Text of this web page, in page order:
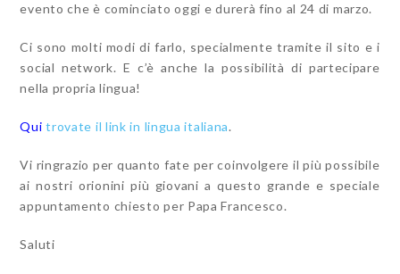
evento che è cominciato oggi e durerà fino al 24 di marzo.
Ci sono molti modi di farlo, specialmente tramite il sito e i
social network. E c’è anche la possibilità di partecipare
nella propria lingua!
Qui trovate il link in lingua italiana.
Vi ringrazio per quanto fate per coinvolgere il più possibile
ai nostri orionini più giovani a questo grande e speciale
appuntamento chiesto per Papa Francesco.
Saluti